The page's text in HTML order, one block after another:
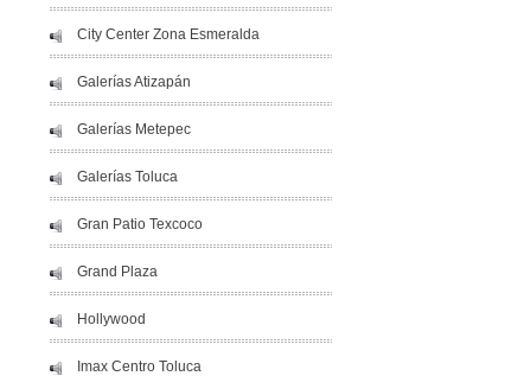
City Center Zona Esmeralda
Galerías Atizapán
Galerías Metepec
Galerías Toluca
Gran Patio Texcoco
Grand Plaza
Hollywood
Imax Centro Toluca